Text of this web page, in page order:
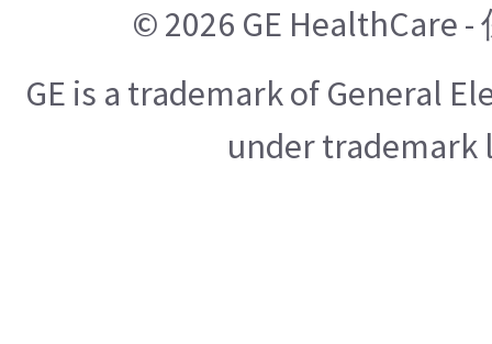
© 2026 GE HealthCare
GE is a trademark of General
under trademark